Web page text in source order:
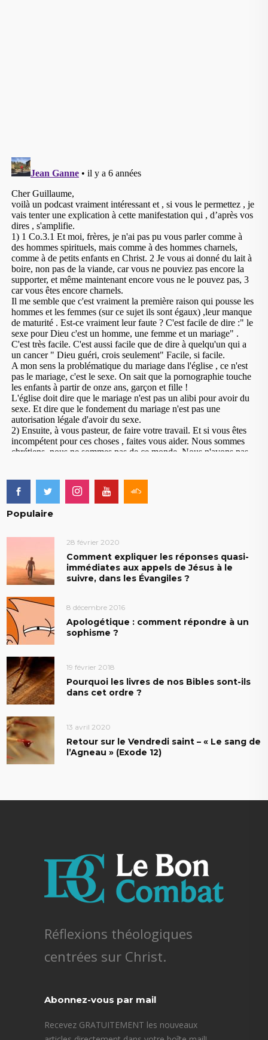
Populaire
28 février 2020
Comment expliquer les réponses quasi-
immédiates aux appels de Jésus à le
suivre, dans les Évangiles ?
8 décembre 2016
Apologétique : comment répondre à un
sophisme ?
19 février 2018
Pourquoi les livres de nos Bibles sont-ils
dans cet ordre ?
13 avril 2020
Retour sur le Vendredi saint – « Le sang de
l’Agneau » (Exode 12)
Réflexions théologiques
centrées sur Christ.
Abonnez-vous par mail
Recevez GRATUITEMENT les nouveaux